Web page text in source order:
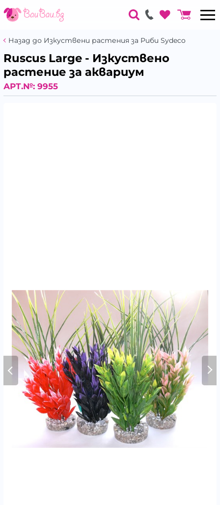
Назад до Изкуствени растения за Риби Sydeco
Ruscus Large - Изкуствено
растение за аквариум
АРТ.№: 9955